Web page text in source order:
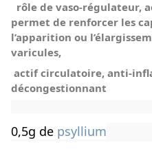
rôle de vaso-régulateur,
permet de renforcer les
l’apparition ou
varicules,
actif circulatoire, anti-
décongestionnant
0,5g de psyllium